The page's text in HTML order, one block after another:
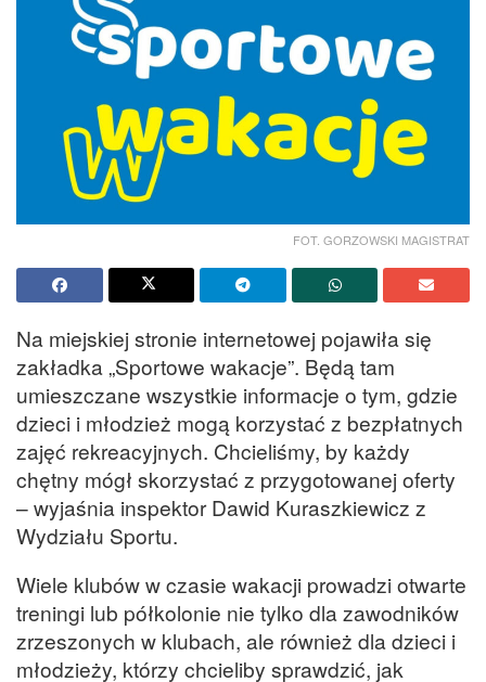
FOT. GORZOWSKI MAGISTRAT
Na miejskiej stronie internetowej pojawiła się
zakładka „Sportowe wakacje”. Będą tam
umieszczane wszystkie informacje o tym, gdzie
dzieci i młodzież mogą korzystać z bezpłatnych
zajęć rekreacyjnych. Chcieliśmy, by każdy
chętny mógł skorzystać z przygotowanej oferty
– wyjaśnia inspektor Dawid Kuraszkiewicz z
Wydziału Sportu.
Wiele klubów w czasie wakacji prowadzi otwarte
treningi lub półkolonie nie tylko dla zawodników
zrzeszonych w klubach, ale również dla dzieci i
młodzieży, którzy chcieliby sprawdzić, jak